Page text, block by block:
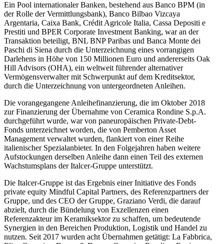
Ein Pool internationaler Banken, bestehend aus Banco BPM (in
der Rolle der Vermittlungsbank), Banco Bilbao Vizcaya
Argentaria, Caixa Bank, Crédit Agricole Italia, Cassa Depositi e
Prestiti und BPER Corporate Investment Banking, war an der
Transaktion beteiligt, BNL BNP Paribas und Banca Monte dei
Paschi di Siena durch die Unterzeichnung eines vorrangigen
Darlehens in Höhe von 150 Millionen Euro und andererseits Oak
Hill Advisors (OHA), ein weltweit führender alternativer
Vermögensverwalter mit Schwerpunkt auf dem Kreditsektor,
durch die Unterzeichnung von untergeordneten Anleihen.
Die vorangegangene Anleihefinanzierung, die im Oktober 2018
zur Finanzierung der Übernahme von Ceramica Rondine S.p.A.
durchgeführt wurde, war von paneuropäischen Private-Debt-
Fonds unterzeichnet worden, die von Pemberton Asset
Management verwaltet wurden, flankiert von einer Reihe
italienischer Spezialanbieter. In den Folgejahren haben weitere
Aufstockungen derselben Anleihe dann einen Teil des externen
Wachstumsplans der Italcer-Gruppe unterstützt.
Die Italcer-Gruppe ist das Ergebnis einer Initiative des Fonds
private equity Mindful Capital Partners, des Referenzpartners der
Gruppe, und des CEO der Gruppe, Graziano Verdi, die darauf
abzielt, durch die Bündelung von Exzellenzen einen
Referenzakteur im Keramiksektor zu schaffen, um bedeutende
Synergien in den Bereichen Produktion, Logistik und Handel zu
nutzen. Seit 2017 wurden acht Übernahmen getätigt: La Fabbrica,